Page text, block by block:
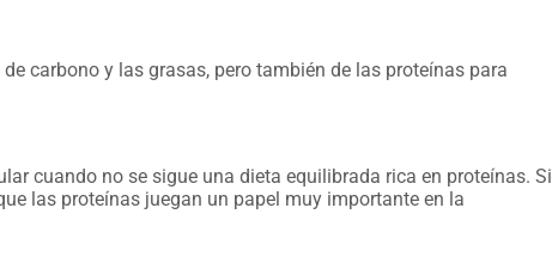
carbono y las grasas, pero también de las proteínas para
cuando no se sigue una dieta equilibrada rica en proteínas. Si
las proteínas juegan un papel muy importante en la